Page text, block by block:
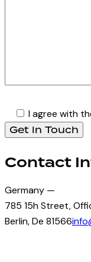
I agree with
Contact
Germany —
785 15h Street,
Berlin, De 81566